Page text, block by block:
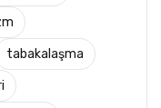
tabakalaşma